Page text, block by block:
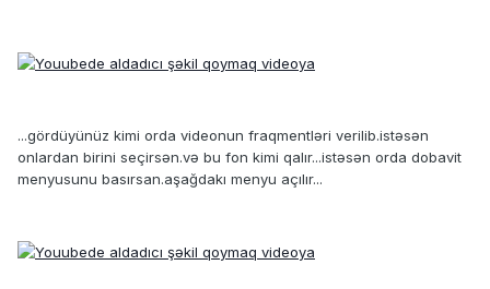
...gördüyünüz kimi orda videonun fraqmentləri verilib.istəsən
onlardan birini seçirsən.və bu fon kimi qalır...istəsən orda dobavit
menyusunu basırsan.aşağdakı menyu açılır...